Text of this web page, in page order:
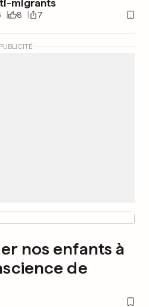
migrants
8 7
PUBLICITÉ
nos enfants à
de